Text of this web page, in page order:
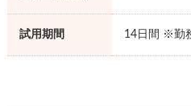
試用期間 14日間 ※勤